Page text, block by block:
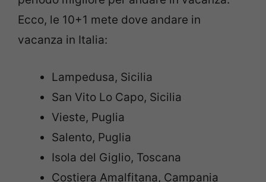
Ecco, le 10+1 mete dove andare in
vacanza in Italia:
Lampedusa, Sicilia
San Vito Lo Capo, Sicilia
Vieste, Puglia
Salento, Puglia
Isola del Giglio, Toscana
Costiera Amalfitana, Campania